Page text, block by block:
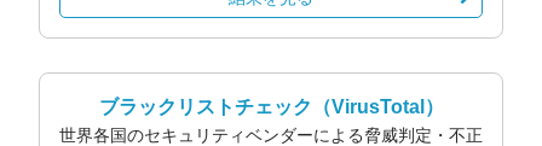
ブラックリストチェック （VirusTotal）
世界各国のセキュリティベンダーによる脅威判定・不正